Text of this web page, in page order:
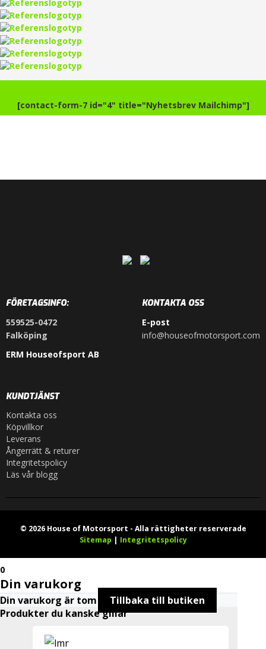
[contact-form-7 id="4" title="Nyhetsbrev Mailchimp"]
FÖRETAGSINFO:
559525-0472
Falköping
ERM Houseofsport AB
KONTAKTA OSS
E-post
info@houseofmotorsport.com
KUNDTJÄNST
Kontakta oss
Köpvillkor
Leverans
Ångerrätt & returer
Integritetspolicy
Läs vår blogg
© 2026 House of Motorsport - Alla rättigheter reserverade
Sitemap | Integritetspolicy
0
Din varukorg
Din varukorg är tom
Tillbaka till butiken
Produkter du kanske gillar